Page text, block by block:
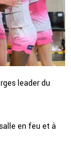
leader du
en feu et à